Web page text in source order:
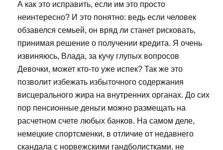
А как это исправить, если им это просто
неинтересно? И это понятно: ведь если человек
обзавелся семьей, он вряд ли станет рисковать,
принимая решение о получении кредита. Я очень
извиняюсь, Влада, за кучу глупых вопросов
Девочки, может кто-то уже испек? Так же это
позволит избежать избыточного содержания
висцерального жира на внутренних органах. До сих
пор пенсионные деньги можно размещать на
расчетном счете любых банков. На самом деле,
немецкие спортсменки, в отличие от недавнего
скандала с норвежскими гандболистками, не